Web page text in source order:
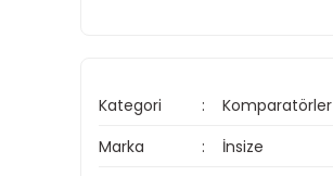
Kategori Komparatörler
Marka
İnsize